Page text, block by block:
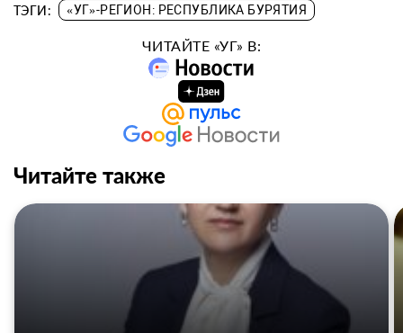
ТЭГИ: «УГ»-РЕГИОН: РЕСПУБЛИКА БУРЯТИЯ
ЧИТАЙТЕ «УГ» В:
Читайте также